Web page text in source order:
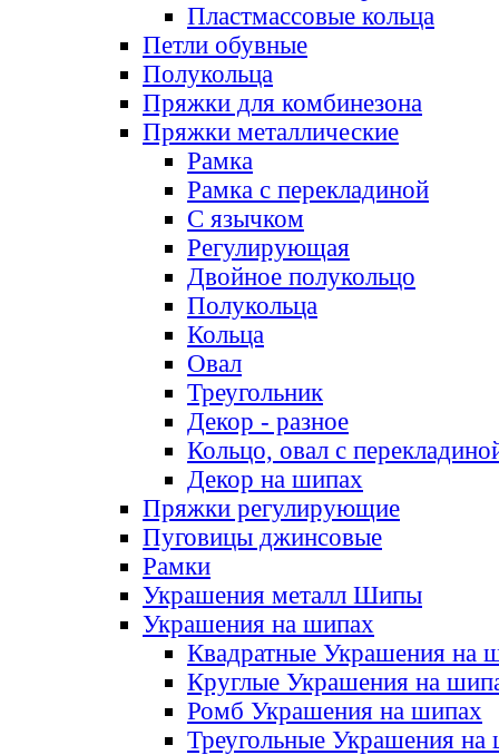
Пластмассовые кольца
Петли обувные
Полукольца
Пряжки для комбинезона
Пряжки металлические
Рамка
Рамка с перекладиной
С язычком
Регулирующая
Двойное полукольцо
Полукольца
Кольца
Овал
Треугольник
Декор - разное
Кольцо, овал с
Декор на шипах
Пряжки регулирующие
Пуговицы джинсовые
Рамки
Украшения металл Шипы
Украшения на шипах
Квадратные Украшения на
Круглые Украшения на
Ромб Украшения на шипах
Треугольные Украшения на